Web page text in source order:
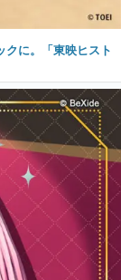
クに。「東映ヒスト